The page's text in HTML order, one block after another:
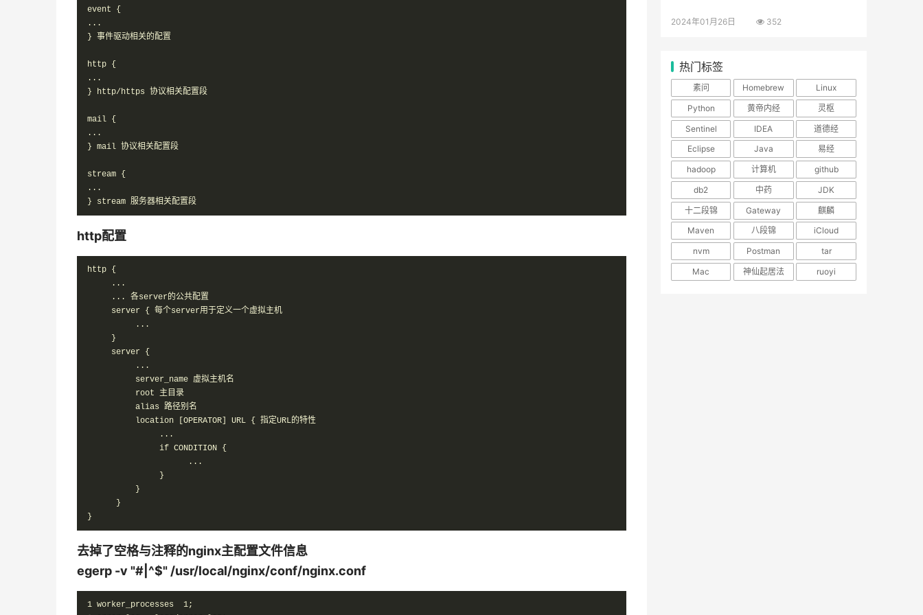
event {
...
} 事件驱动相关的配置
http {
...
} http/https 协议相关配置段
mail {
...
} mail 协议相关配置段
stream {
...
} stream 服务器相关配置段
http配置
http {
...
... 各server的公共配置
server { 每个server用于定义一个虚拟主机
...
}
server {
...
server_name 虚拟主机名
root 主目录
alias 路径别名
location [OPERATOR] URL { 指定URL的特性
...
if CONDITION {
...
}
}
}
}
去掉了空格与注释的nginx主配置文件信息
egerp -v "#|^$" /usr/local/nginx/conf/nginx.conf
1 worker_processes  1;
2024年01月26日 352
热门标签
素问 Homebrew
Linux
Python
黄帝内经
灵枢
Sentinel
IDEA
道德经
Eclipse
Java
易经
hadoop
计算机
github
db2
中药
JDK
十二段锦
Gateway
麒麟
Maven
八段锦
iCloud
nvm
Postman
tar
Mac
神仙起居法 ruoyi